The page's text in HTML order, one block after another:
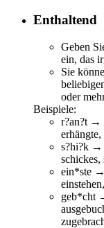
Enthaltend
Geben
ein, das
Sie
oder
Beispiele:
r?an?t →
erhängte,
s?hi?k →
schickes,
ein*ste
einstehen,
geb*cht
ausgebu
zugebra